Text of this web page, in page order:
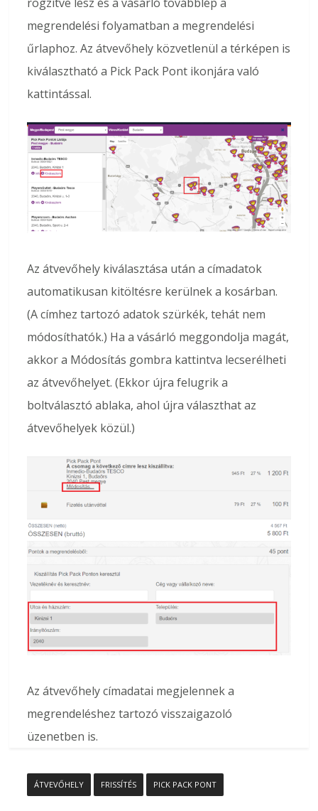
megrendelési folyamatban a megrendelési
űrlaphoz. Az átvevőhely közvetlenül a térképen is
kiválasztható a Pick Pack Pont ikonjára való
kattintással.
Az átvevőhely kiválasztása után a címadatok
automatikusan kitöltésre kerülnek a kosárban.
(A címhez tartozó adatok szürkék, tehát nem
módosíthatók.) Ha a vásárló meggondolja magát,
akkor a Módosítás gombra kattintva lecserélheti
az átvevőhelyet. (Ekkor újra felugrik a
boltválasztó ablaka, ahol újra választhat az
átvevőhelyek közül.)
Az átvevőhely címadatai megjelennek a
megrendeléshez tartozó visszaigazoló
üzenetben is.
ÁTVEVŐHELY FRISSÍTÉS PICK PACK PONT